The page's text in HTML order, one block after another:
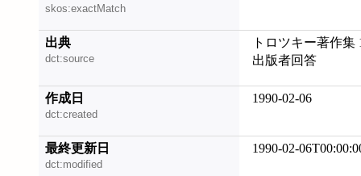
skos:exactMatch
出典
dct:source
トロツキー著作集
出版者回答
作成日
dct:created
1990-02-06
最終更新日
dct:modified
1990-02-